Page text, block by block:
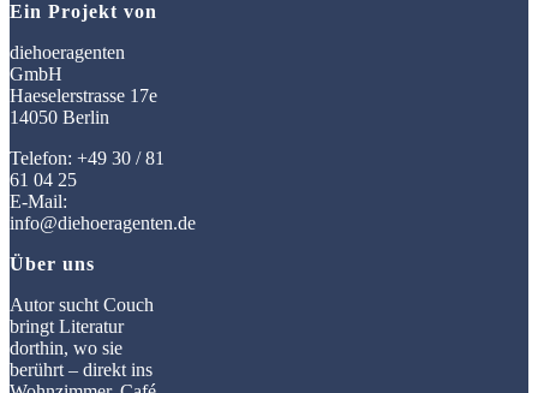
Ein Projekt von
diehoeragenten
GmbH
Haeselerstrasse 17e
14050 Berlin
Telefon: +49 30 / 81
61 04 25
E-Mail:
info@diehoeragenten.de
Über uns
Autor sucht Couch
bringt Literatur
dorthin, wo sie
berührt – direkt ins